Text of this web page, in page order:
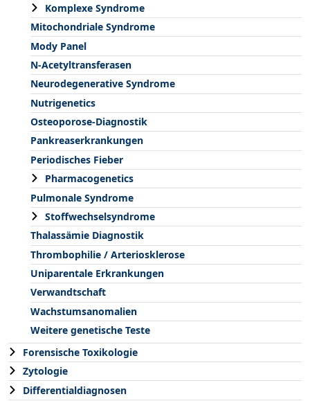
Komplexe Syndrome
Mitochondriale Syndrome
Mody Panel
N-Acetyltransferasen
Neurodegenerative Syndrome
Nutrigenetics
Osteoporose-Diagnostik
Pankreaserkrankungen
Periodisches Fieber
Pharmacogenetics
Pulmonale Syndrome
Stoffwechselsyndrome
Thalassämie Diagnostik
Thrombophilie / Arteriosklerose
Uniparentale Erkrankungen
Verwandtschaft
Wachstumsanomalien
Weitere genetische Teste
Forensische Toxikologie
Zytologie
Differentialdiagnosen